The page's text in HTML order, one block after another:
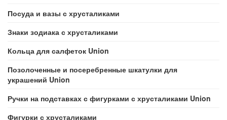
Посуда и вазы с хрусталиками
Знаки зодиака с хрусталиками
Кольца для салфеток Union
Позолоченные и посеребренные шкатулки для
украшений Union
Ручки на подставках с фигурками с хрусталиками Union
Фигурки с хрусталиками